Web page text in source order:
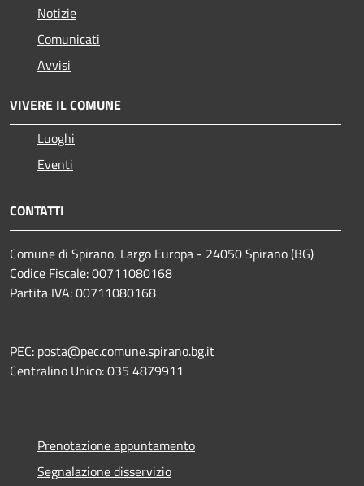
Notizie
Comunicati
Avvisi
VIVERE IL COMUNE
Luoghi
Eventi
CONTATTI
Comune di Spirano, Largo Europa - 24050 Spirano (BG)
Codice Fiscale: 00711080168
Partita IVA: 00711080168
PEC: posta@pec.comune.spirano.bg.it
Centralino Unico: 035 4879911
Prenotazione appuntamento
Segnalazione disservizio